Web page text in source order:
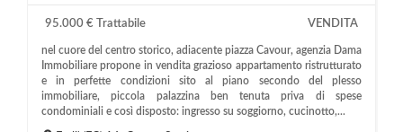
95.000 € Trattabile VENDITA
nel cuore del centro storico, adiacente piazza Cavour, agenzia Dama
Immobiliare propone in vendita grazioso appartamento ristrutturato
e in perfette condizioni sito al piano secondo del plesso
immobiliare, piccola palazzina ben tenuta priva di spese
condominiali e così disposto: ingresso su soggiorno, cucinotto,...